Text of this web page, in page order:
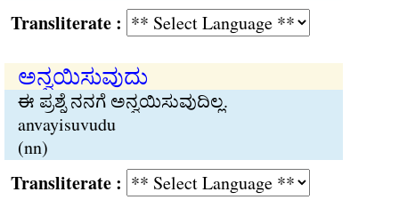
:
ಅನ್ವಯಿಸುವುದು
ಈ ಪ್ರಶ್ನೆ ನನಗೆ ಅನ್ವಯಿಸುವುದಿಲ್ಲ.
anvayisuvudu
(nn)
: